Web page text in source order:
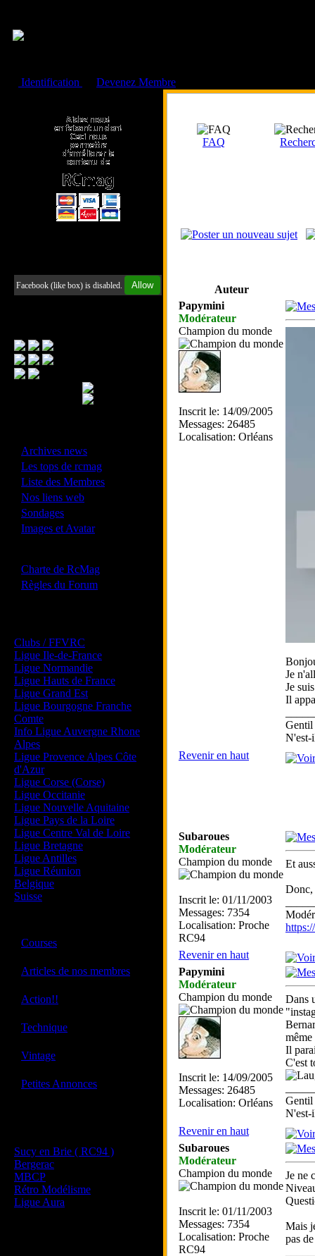
Identification
Devenez Membre
Facebook (like box) is disabled. Allow
Archives news
Les tops de rcmag
Liste des Membres
Nos liens web
Sondages
Images et Avatar
Charte de RcMag
Règles du Forum
Clubs / FFVRC
Ligue Ile-de-France
Ligue Normandie
Ligue Hauts de France
Ligue Grand Est
Ligue Bourgogne Franche
Comte
Info Ligue Auvergne Rhone
Alpes
Ligue Provence Alpes Côte
d'Azur
Ligue Corse (Corse)
Ligue Occitanie
Ligue Nouvelle Aquitaine
Ligue Pays de la Loire
Ligue Centre Val de Loire
Ligue Bretagne
Ligue Antilles
Ligue Réunion
Belgique
Suisse
Courses
Articles de nos membres
Action!!
Technique
Vintage
Petites Annonces
Sucy en Brie ( RC94 )
Bergerac
MBCP
Rétro Modélisme
Ligue Aura
FAQ
Auteur
Papymini
Modérateur
Champion du monde
Inscrit le: 14/09/2005
Messages: 26485
Localisation: Orléans
Je
Je
Il
Gentil
N'est-
Revenir en haut
Subaroues
Modérateur
Champion du monde
Inscrit le: 01/11/2003
Messages: 7354
Localisation: Proche
RC94
Et
Donc,
Revenir en haut
Papymini
Modérateur
Champion du monde
Inscrit le: 14/09/2005
Messages: 26485
Localisation: Orléans
Dans
même
Il
C'est
Gentil
N'est-
Revenir en haut
Subaroues
Modérateur
Champion du monde
Inscrit le: 01/11/2003
Messages: 7354
Localisation: Proche
RC94
Je ne
Mais
pas